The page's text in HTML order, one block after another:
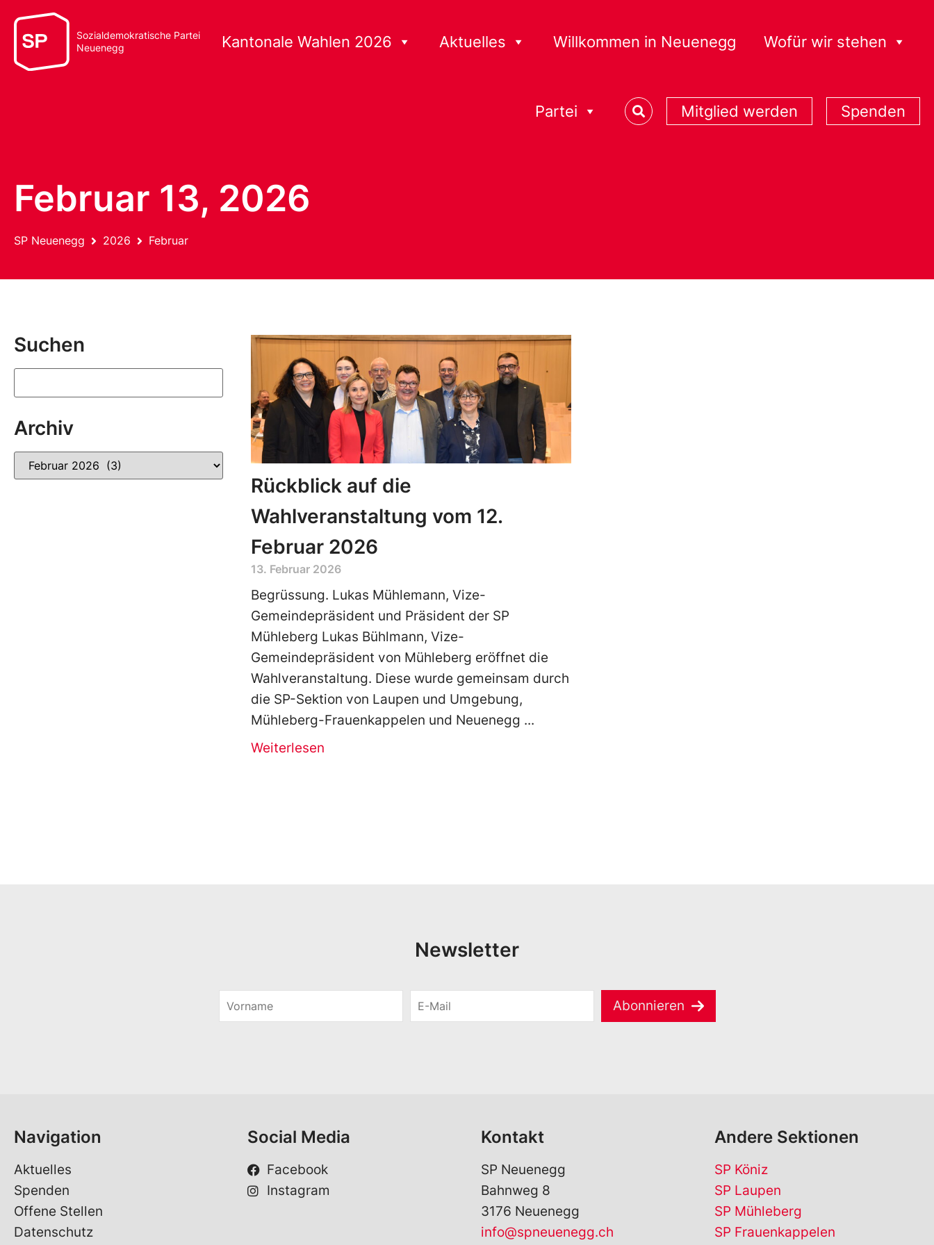
Sozialdemokratische Partei
Neuenegg
Kantonale Wahlen 2026 Aktuelles Willkommen in Neuenegg Wofür wir stehen
Partei Mitglied werden Spenden
Februar 13, 2026
SP Neuenegg 2026 Februar
Suchen
Archiv
Rückblick auf die
Wahlveranstaltung vom 12.
Februar 2026
13. Februar 2026
Begrüssung. Lukas Mühlemann, Vize-
Gemeindepräsident und Präsident der SP
Mühleberg Lukas Bühlmann, Vize-
Gemeindepräsident von Mühleberg eröffnet die
Wahlveranstaltung. Diese wurde gemeinsam durch
die SP-Sektion von Laupen und Umgebung,
Mühleberg-Frauenkappelen und Neuenegg
Weiterlesen
Newsletter
r
M
Abonnieren
Navigation
Aktuelles
Spenden
Offene Stellen
Datenschutz
Social Media
Facebook
Instagram
Kontakt
SP Neuenegg
Bahnweg 8
3176 Neuenegg
info@spneuenegg.ch
Andere Sektionen
SP Köniz
SP Laupen
SP Mühleberg
SP Frauenkappelen